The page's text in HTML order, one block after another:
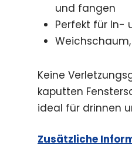
und fangen
Perfekt für In-
Keine
kaputten
ideal für drinnen
Zusätzliche